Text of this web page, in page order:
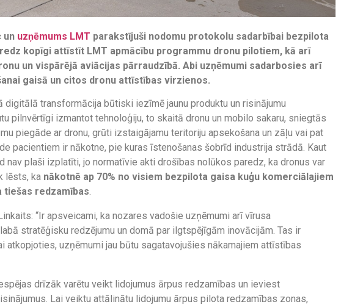
un uzņēmums LMT parakstījuši nodomu protokolu sadarbībai bezpilota
kopīgi attīstīt LMT apmācību programmu dronu pilotiem, kā arī
un vispārējā aviācijas pārraudzībā. Abi uzņēmumi sadarbosies arī
gaisā un citos dronu attīstības virzienos.
digitālā transformācija būtiski iezīmē jaunu produktu un risinājumu
pilnvērtīgi izmantot tehnoloģiju, to skaitā dronu un mobilo sakaru, sniegtās
piegāde ar dronu, grūti izstaigājamu teritoriju apsekošana un zāļu vai pat
pacientiem ir nākotne, pie kuras īstenošanas šobrīd industrija strādā. Kaut
nav plaši izplatīti, jo normatīvie akti drošības nolūkos paredz, ka dronus var
lēsts, ka nākotnē ap 70% no visiem bezpilota gaisa kuģu komerciālajiem
tiešas redzamības.
“Ir apsveicami, ka nozares vadošie uzņēmumi arī vīrusa
stratēģisku redzējumu un domā par ilgtspējīgām inovācijām. Tas ir
atkopjoties, uzņēmumi jau būtu sagatavojušies nākamajiem attīstības
drīzāk varētu veikt lidojumus ārpus redzamības un ieviest
Lai veiktu attālinātu lidojumu ārpus pilota redzamības zonas,